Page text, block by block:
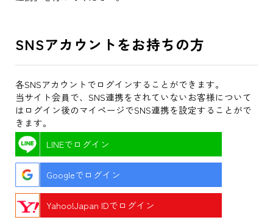
SNSアカウントをお持ちの方
各SNSアカウントでログインすることができます。
当サイト会員で、SNS連携をされていないお客様について
はログイン後のマイページでSNS連携を設定することがで
きます。
LINEでログイン
Googleでログイン
Yahoo!Japan IDでログイン